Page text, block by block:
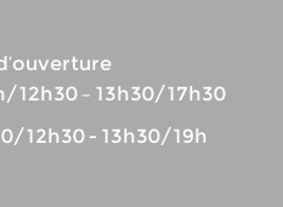
12h30 – 13h30/17h30
12h30 - 13h30/19h